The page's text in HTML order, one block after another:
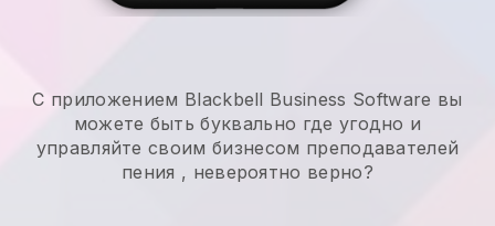
С приложением Blackbell Business Software вы
можете быть буквально где угодно и
управляйте своим бизнесом преподавателей
пения , невероятно верно?